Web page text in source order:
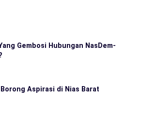
Gembosi Hubungan NasDem-
Borong Aspirasi di Nias Barat